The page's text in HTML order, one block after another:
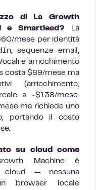
di La Growth
e Smartlead? La
mese per identità
sequenze email,
e arricchimento
costa $89/mese ma
(arricchimento,
a ~$138/mese.
ma richiede uno
portando il costo
su cloud come
Machine è
cloud — nessuna
browser locale